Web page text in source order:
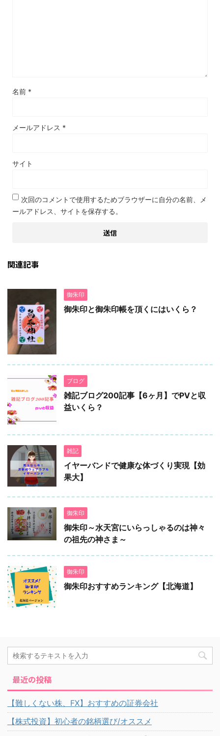
名前 *
メールアドレス *
サイト
次回のコメントで使用するためブラウザーに自分の名前、メ
ールアドレス、サイトを保存する。
関連記事
御朱印
御朱印と御朱印帳を頂くにはいくら？
ブログ
雑記ブログ200記事【6ヶ月】でPVと収
益いくら？
雑記
イヤーバンドで健康な体づくり実現【効
果大】
御朱印
御朱印～水天宮にいらっしゃるのは神々
の祖先の神さま～
御朱印
御朱印おすすめランキング【北海道】
最近の投稿
【難しくない株、FX】おすすめの証券会社
【株式投資】初心者の銘柄選び/オススメ